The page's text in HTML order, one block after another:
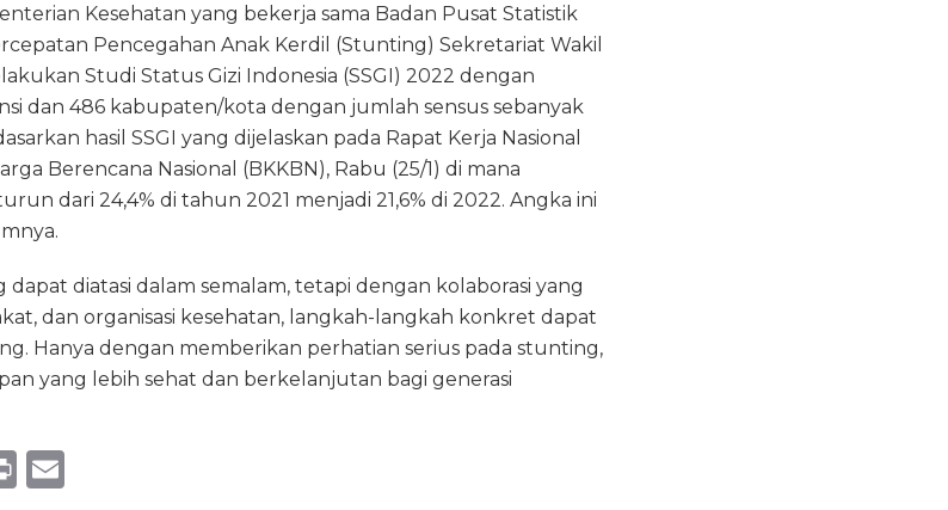
Kesehatan yang bekerja sama Badan Pusat Statistik
Pencegahan Anak Kerdil (Stunting) Sekretariat Wakil
Studi Status Gizi Indonesia (SSGI) 2022 dengan
dan 486 kabupaten/kota dengan jumlah sensus sebanyak
hasil SSGI yang dijelaskan pada Rapat Kerja Nasional
Berencana Nasional (BKKBN), Rabu (25/1) di mana
dari 24,4% di tahun 2021 menjadi 21,6% di 2022. Angka ini
diatasi dalam semalam, tetapi dengan kolaborasi yang
dan organisasi kesehatan, langkah-langkah konkret dapat
Hanya dengan memberikan perhatian serius pada stunting,
yang lebih sehat dan berkelanjutan bagi generasi
P